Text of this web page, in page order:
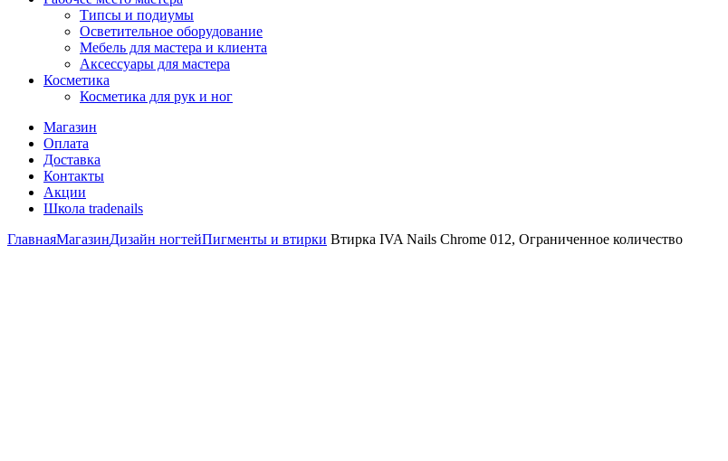
Типсы и подиумы
Осветительное оборудование
Мебель для мастера и клиента
Аксессуары для мастера
Косметика
Косметика для рук и ног
Магазин
Оплата
Доставка
Контакты
Акции
Школа tradenails
ГлавнаяМагазинДизайн ногтейПигменты и втирки Втирка IVA Nails Chrome 012, Ограниченное количество